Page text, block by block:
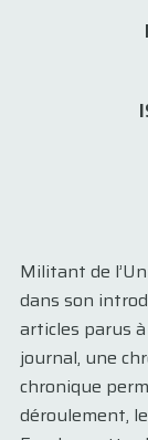
Militant de
dans son
articles parus
journal, une
chronique
déroulement,